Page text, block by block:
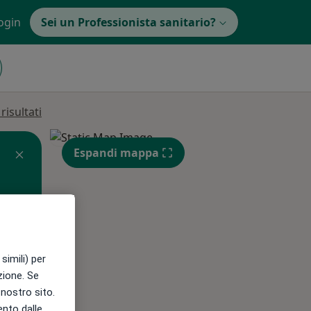
Sei un Professionista sanitario?
Mer,
12 Ago
Espandi mappa
per
Se
sito.